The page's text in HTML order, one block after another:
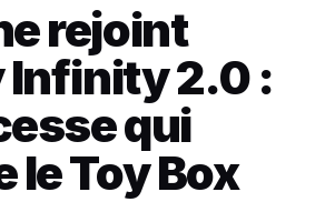
rejoint
Infinity 2.0 :
qui
le Toy Box